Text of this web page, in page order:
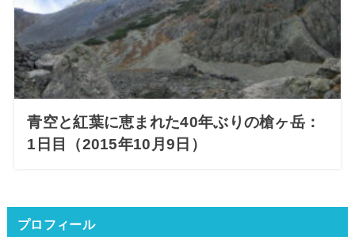
青空と紅葉に恵まれた40年ぶりの槍ヶ岳：
1日目（2015年10月9日）
プロフィール